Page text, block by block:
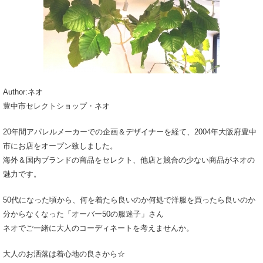
Author:ネオ
豊中市セレクトショップ・ネオ
20年間アパレルメーカーでの企画＆デザイナーを経て、2004年大阪府豊中
市にお店をオープン致しました。
海外＆国内ブランドの商品をセレクト、他店と競合の少ない商品がネオの
魅力です。
50代になった頃から、何を着たら良いのか何処で洋服を買ったら良いのか
分からなくなった「オーバー50の服迷子」さん
ネオでご一緒に大人のコーディネートを考えませんか。
大人のお洒落は着心地の良さから☆